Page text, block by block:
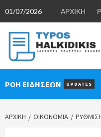
content
01/07/2026 ΑΡΧΙΚΗ
ΡΟΗ ΕΙΔΗΣΕΩΝ UPDATES
ΑΡΧΙΚΉ ΟΙΚΟΝΟΜΙΑ